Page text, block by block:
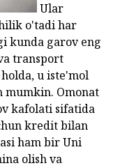
Ular
o'tadi har
kunda garov eng
transport
u iste'mol
Omonat
kafolati sifatida
kredit bilan
ham bir Uni
olish va